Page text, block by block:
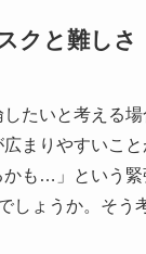
クと難しさ
たいと考える
まりやすいこ
かも…」という
しょうか。そう